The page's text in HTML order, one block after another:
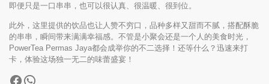
即便只是一口串串，也可以很认真、很温暖、很到位。
此外，这里提供的饮品也让人赞不穷口，品种多样又甜而不腻，搭配酥脆
的串串，瞬间带来满满幸福感。不管是小聚会还是一个人的美食时光，
PowerTea Permas Jaya都会成举你的不二选择！还等什么？迅速来打
卡，体验这场独一无二的味蕾盛宴！